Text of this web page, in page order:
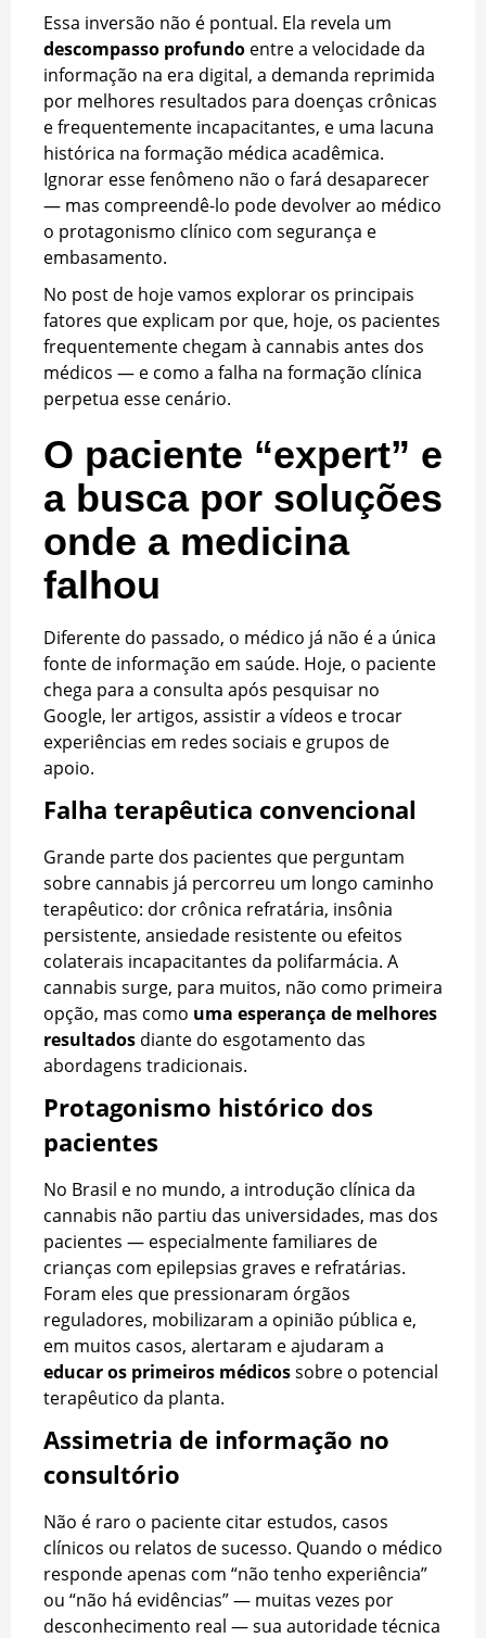
Essa inversão não é pontual. Ela revela um
descompasso profundo entre a velocidade da
informação na era digital, a demanda reprimida
por melhores resultados para doenças crônicas
e frequentemente incapacitantes, e uma lacuna
histórica na formação médica acadêmica.
Ignorar esse fenômeno não o fará desaparecer
— mas compreendê-lo pode devolver ao médico
o protagonismo clínico com segurança e
embasamento.
No post de hoje vamos explorar os principais
fatores que explicam por que, hoje, os pacientes
frequentemente chegam à cannabis antes dos
médicos — e como a falha na formação clínica
perpetua esse cenário.
O paciente “expert” e
a busca por soluções
onde a medicina
falhou
Diferente do passado, o médico já não é a única
fonte de informação em saúde. Hoje, o paciente
chega para a consulta após pesquisar no
Google, ler artigos, assistir a vídeos e trocar
experiências em redes sociais e grupos de
apoio.
Falha terapêutica convencional
Grande parte dos pacientes que perguntam
sobre cannabis já percorreu um longo caminho
terapêutico: dor crônica refratária, insônia
persistente, ansiedade resistente ou efeitos
colaterais incapacitantes da polifarmácia. A
cannabis surge, para muitos, não como primeira
opção, mas como uma esperança de melhores
resultados diante do esgotamento das
abordagens tradicionais.
Protagonismo histórico dos
pacientes
No Brasil e no mundo, a introdução clínica da
cannabis não partiu das universidades, mas dos
pacientes — especialmente familiares de
crianças com epilepsias graves e refratárias.
Foram eles que pressionaram órgãos
reguladores, mobilizaram a opinião pública e,
em muitos casos, alertaram e ajudaram a
educar os primeiros médicossobre o potencial
terapêutico da planta.
Assimetria de informação no
consultório
Não é raro o paciente citar estudos, casos
clínicos ou relatos de sucesso. Quando o médico
responde apenas com “não tenho experiência”
ou “não há evidências” — muitas vezes por
desconhecimento real — sua autoridade técnica